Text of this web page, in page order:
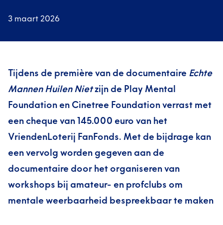
3 maart 2026
Tijdens de première van de documentaire Echte
Mannen Huilen Nietzijn de Play Mental
Foundation en Cinetree Foundation verrast met
een cheque van 145.000 euro van het
VriendenLoterij FanFonds. Met de bijdrage kan
een vervolg worden gegeven aan de
documentaire door het organiseren van
workshops bij amateur- en profclubs om
mentale weerbaarheid bespreekbaar te maken